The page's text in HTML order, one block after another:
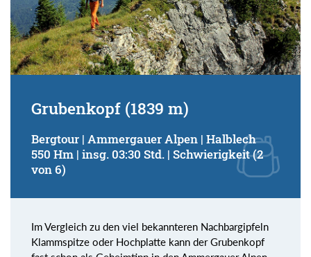
Grubenkopf (1839 m)
Bergtour | Ammergauer Alpen | Halblech
550 Hm | insg. 03:30 Std. | Schwierigkeit (2
von 6)
Im Vergleich zu den viel bekannteren Nachbargipfeln
Klammspitze oder Hochplatte kann der Grubenkopf